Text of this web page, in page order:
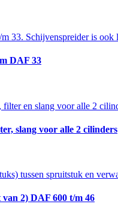
DAF 33
slang voor alle 2 cilinders
2) DAF 600 t/m 46